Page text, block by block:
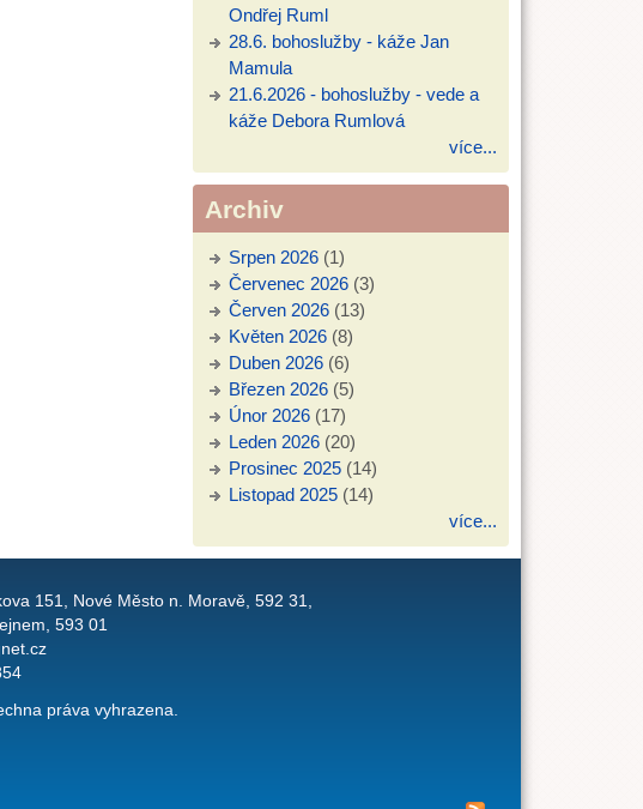
Ondřej Ruml
28.6. bohoslužby - káže Jan
Mamula
21.6.2026 - bohoslužby - vede a
káže Debora Rumlová
více...
Archiv
Srpen 2026 (1)
Červenec 2026 (3)
Červen 2026 (13)
Květen 2026 (8)
Duben 2026 (6)
Březen 2026 (5)
Únor 2026 (17)
Leden 2026 (20)
Prosinec 2025 (14)
Listopad 2025 (14)
více...
151, Nové Město n. Moravě, 592 31,
593 01
práva vyhrazena.